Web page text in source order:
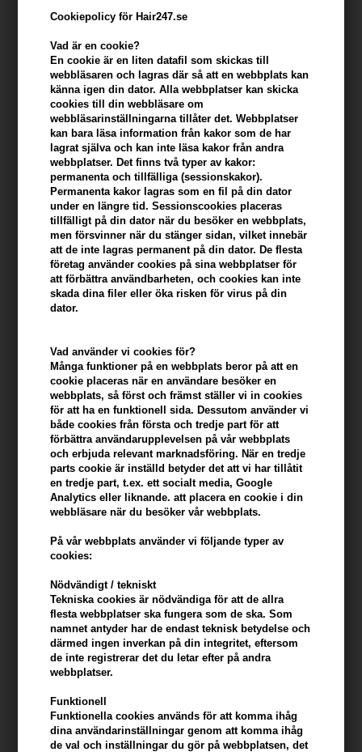
Cookiepolicy för Hair247.se
Vad är en cookie?
En cookie är en liten datafil som skickas till
webbläsaren och lagras där så att en webbplats kan
känna igen din dator. Alla webbplatser kan skicka
cookies till din webbläsare om
webbläsarinställningarna tillåter det. Webbplatser
kan bara läsa information från kakor som de har
lagrat själva och kan inte läsa kakor från andra
webbplatser. Det finns två typer av kakor:
permanenta och tillfälliga (sessionskakor).
Permanenta kakor lagras som en fil på din dator
under en längre tid. Sessionscookies placeras
tillfälligt på din dator när du besöker en webbplats,
men försvinner när du stänger sidan, vilket innebär
att de inte lagras permanent på din dator. De flesta
företag använder cookies på sina webbplatser för
att förbättra användbarheten, och cookies kan inte
skada dina filer eller öka risken för virus på din
dator.
Vad använder vi cookies för?
Många funktioner på en webbplats beror på att en
cookie placeras när en användare besöker en
webbplats, så först och främst ställer vi in ​​cookies
för att ha en funktionell sida. Dessutom använder vi
både cookies från första och tredje part för att
förbättra användarupplevelsen på vår webbplats
och erbjuda relevant marknadsföring. När en tredje
parts cookie är inställd betyder det att vi har tillåtit
en tredje part, t.ex. ett socialt media, Google
Analytics eller liknande. att placera en cookie i din
webbläsare när du besöker vår webbplats.
På vår webbplats använder vi följande typer av
cookies:
Nödvändigt / tekniskt
Tekniska cookies är nödvändiga för att de allra
flesta webbplatser ska fungera som de ska. Som
namnet antyder har de endast teknisk betydelse och
därmed ingen inverkan på din integritet, eftersom
de inte registrerar det du letar efter på andra
webbplatser.
Funktionell
Funktionella cookies används för att komma ihåg
dina användarinställningar genom att komma ihåg
de val och inställningar du gör på webbplatsen, det
Beard Monkey Hair & Body Wash Lemongrass
1000ml
Varumärken» Beard Monkey Brand:Beard Monkey
315,00SEK
+
Du tjänar 16 Bonuskronor på köp av denna artikel -Visa mitt
konto
KÖP FÖR YTTERLIGARE 499,00 SEK OCH FÅ FRI FRAKT
Beskrivning Recensioner Tillverkare
Beard Monkey Hair & Body Wash Lemongrass är ett vårdande och
rengörande schampo för både hår och kropp. Body Wash
Lemongrass har en fräsch doft av citrongräs.
Egenskaper
Beard Monkey Hair & Body Wash Lemongrass innehåller
ingredienser som arganolja och grönt te, som har flera positiva
effekter på både hud och hår. Denna kroppstvätt är utformad för
att ge en uppfriskande och fräsch känsla i både hår och hud.
Användning
Kan användas på hela kroppen som kroppstvätt och som
hårschampo.